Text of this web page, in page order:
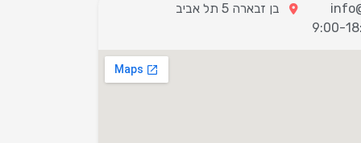
בן זבארה 5 תל אביב